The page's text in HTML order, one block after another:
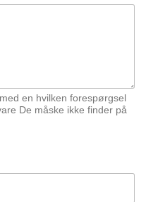
en hvilken forespørgsel
De måske ikke finder på